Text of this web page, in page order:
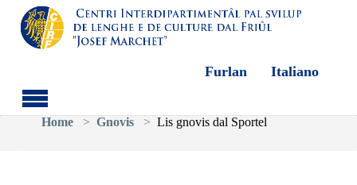
Aller au contenu principal
Furlan Italiano
Vous êtes ici:
Home
Gnovis Lis gnovis dal Sportel